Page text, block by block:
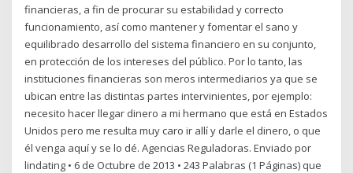
financieras, a fin de procurar su estabilidad y correcto
funcionamiento, así como mantener y fomentar el sano y
equilibrado desarrollo del sistema financiero en su conjunto,
en protección de los intereses del público. Por lo tanto, las
instituciones financieras son meros intermediarios ya que se
ubican entre las distintas partes intervinientes, por ejemplo:
necesito hacer llegar dinero a mi hermano que está en Estados
Unidos pero me resulta muy caro ir allí y darle el dinero, o que
él venga aquí y se lo dé. Agencias Reguladoras. Enviado por
lindating • 6 de Octubre de 2013 • 243 Palabras (1 Páginas) que